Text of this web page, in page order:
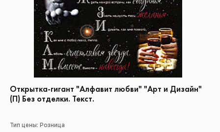
Открытка-гигант "Алфавит любви" "Арт и Дизайн"
(П) Без отделки. Текст.
Тип цены: Розница